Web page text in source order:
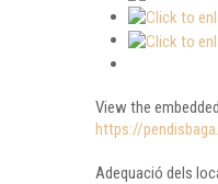
View the
https://
Adequació dels